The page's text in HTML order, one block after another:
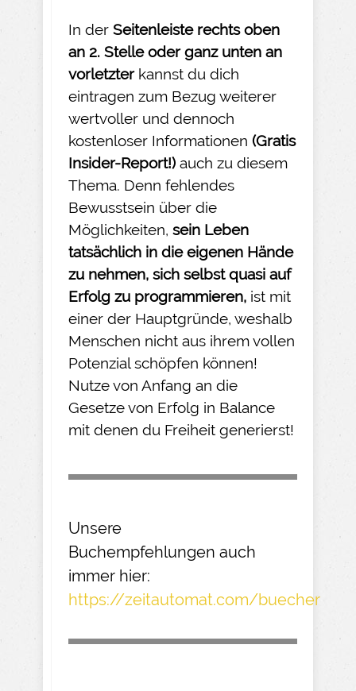
In der Seitenleiste rechts oben
an 2. Stelle oder ganz unten an
vorletzter kannst du dich
eintragen zum Bezug weiterer
wertvoller und dennoch
kostenloser Informationen (Gratis
Insider-Report!) auch zu diesem
Thema. Denn fehlendes
Bewusstsein über die
Möglichkeiten, sein Leben
tatsächlich in die eigenen Hände
zu nehmen, sich selbst quasi auf
Erfolg zu programmieren, ist mit
einer der Hauptgründe, weshalb
Menschen nicht aus ihrem vollen
Potenzial schöpfen können!
Nutze von Anfang an die
Gesetze von Erfolg in Balance
mit denen du Freiheit generierst!
Unsere
Buchempfehlungen auch
immer hier:
https://zeitautomat.com/buecher